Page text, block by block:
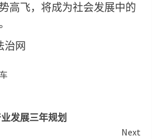
高飞，将成为社会发展中的
治网
发展三年规划
Next